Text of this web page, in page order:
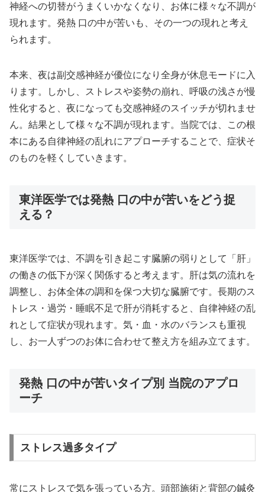
神経への切替がうまくいかなくなり、お体に様々な不調が
現れます。発熱 口の中が苦いも、その一つの現れと考え
られます。
本来、夜は副交感神経が優位になり全身が休息モードに入
ります。しかし、ストレスや姿勢の崩れ、呼吸の浅さが慢
性化すると、夜になっても交感神経のスイッチが切れませ
ん。結果として様々な不調が現れます。当院では、この根
本にある自律神経の乱れにアプローチすることで、症状そ
のものを軽くしていきます。
東洋医学では発熱 口の中が苦いをどう捉
える？
東洋医学では、不調を引き起こす臓腑の弱りとして「肝」
の働きの低下が深く関係すると考えます。肝は気の流れを
調整し、お体全体の調和を保つ大切な臓腑です。長期のス
トレス・過労・睡眠不足で肝が消耗すると、自律神経の乱
れとして症状が現れます。気・血・水のバランスも重視
し、お一人ずつのお体に合わせて整え方を組み立てます。
発熱 口の中が苦いタイプ別 当院のアプロ
ーチ
ストレス過多タイプ
常にストレスで気を張っている方。頭部施術と背部の鍼灸